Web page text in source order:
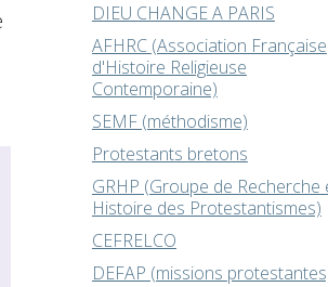
DIEU CHANGE A PARIS
AFHRC (Association Française
d'Histoire Religieuse
Contemporaine)
SEMF (méthodisme)
Protestants bretons
GRHP (Groupe de Recherche
Histoire des Protestantismes)
CEFRELCO
DEFAP (missions